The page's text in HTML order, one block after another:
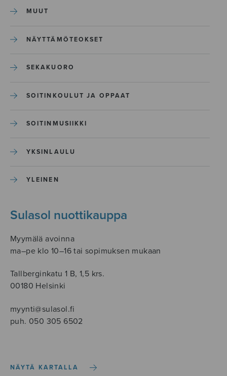
MUUT
NÄYTTÄMÖTEOKSET
SEKAKUORO
SOITINKOULUT JA OPPAAT
SOITINMUSIIKKI
YKSINLAULU
YLEINEN
Sulasol nuottikauppa
Myymälä avoinna
ma–pe klo 10–16 tai sopimuksen mukaan
Tallberginkatu 1 B, 1,5 krs.
00180 Helsinki
myynti@sulasol.fi
puh. 050 305 6502
NÄYTÄ KARTALLA